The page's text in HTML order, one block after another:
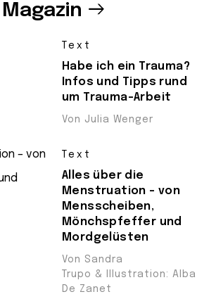
Text
Habe ich ein Trauma?
Infos und Tipps rund
um Trauma-Arbeit
Von Julia Wenger
Text
Alles über die
Menstruation – von
Mensscheiben,
Mönchspfeffer und
Mordgelüsten
Von Sandra
Trupo & Illustration: Alba
De Zanet